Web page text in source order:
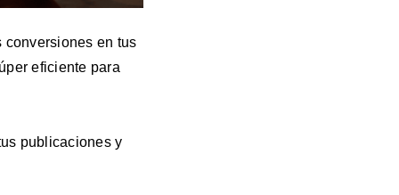
conversiones en tus
eficiente para
publicaciones y